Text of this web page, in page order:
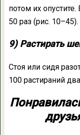
потом их
50 раз (рис. 10–45).
9) Растирать
Стоя или сидя
100 растираний